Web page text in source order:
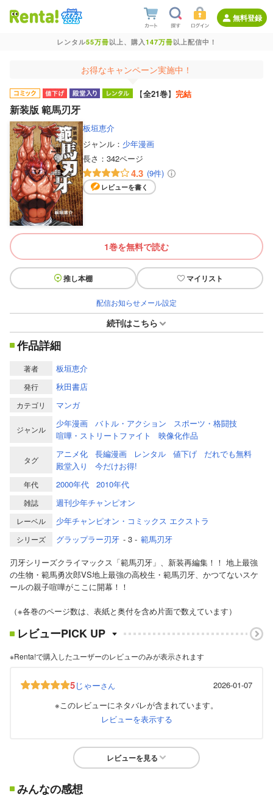
無料登録
レンタル55万冊以上、購入147万冊以上配信中！
お得なキャンペーン実施中！
【全21巻】 完結
新装版 範馬刃牙
板垣恵介
ジャンル： 少年漫画
長さ： 342ページ
4.3 (9件)
レビューを書く
1巻を無料で読む
推し本棚 マイリスト
配信お知らせメール設定
続刊はこちら
作品詳細
著者 板垣恵介
発行 秋田書店
カテゴリ マンガ
ジャンル
少年漫画 バトル・アクション
スポーツ・格闘技
喧嘩・ストリートファイト
映像化作品
タグ
アニメ化 長編漫画 レンタル 値下げ
だれでも無料
殿堂入り
今だけお得!
年代 2000年代 2010年代
雑誌 週刊少年チャンピオン
レーベル 少年チャンピオン・コミックス エクストラ
シリーズ グラップラー刃牙 - 3 - 範馬刃牙
刃牙シリーズクライマックス「範馬刃牙」、新装再編集！！ 地上最強
の生物・範馬勇次郎VS地上最強の高校生・範馬刃牙、かつてないスケ
ールの親子喧嘩がここに開幕！！
（※各巻のページ数は、表紙と奥付を含め片面で数えています）
レビューPICK UP
※Renta!で購入したユーザーのレビューのみが表示されます
5じゃーさん
2026-01-07
※このレビューにネタバレが含まれています。
レビューを表示する
レビューを見る
みんなの感想